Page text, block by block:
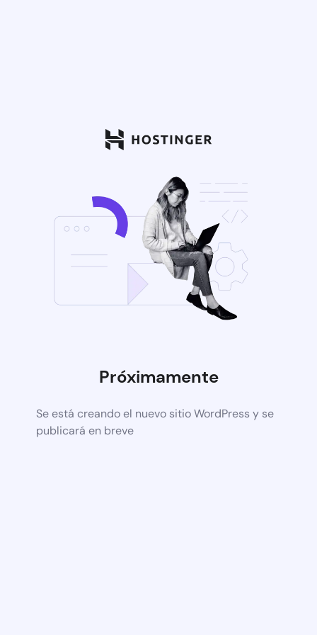
Próximamente
Se está creando el nuevo sitio WordPress y se
publicará en breve